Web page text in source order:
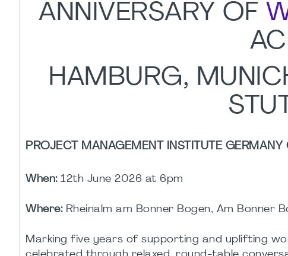
ANNIVERSARY OF
HAMBURG,
PROJECT MANAGEMENT INSTITUTE
When:12th June 2026 at 6pm
Where:Rheinalm am Bonner Bogen, Am Bonner
Marking five years of supporting and uplifting